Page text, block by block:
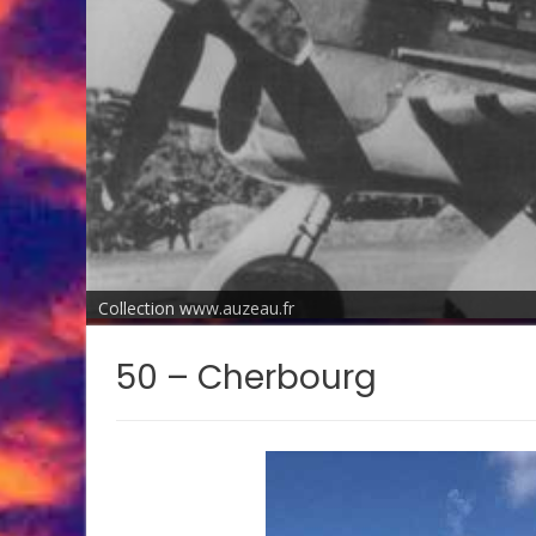
Collection www.auzeau.fr
50 – Cherbourg